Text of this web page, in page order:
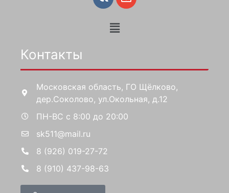
Контакты
Московская область, ГО Щёлково,
дер.Соколово, ул.Окольная, д.12
ПН-ВС с 8:00 до 20:00
sk511@mail.ru
8 (926) 019-27-72
8 (910) 437-98-63